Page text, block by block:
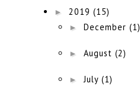
►2019(15)
►December(1)
►August(2)
►July(1)